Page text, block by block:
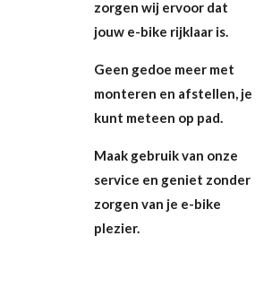
zorgen wij ervoor dat
jouw e-bike rijklaar is.
Geen gedoe meer met
monteren en afstellen, je
kunt meteen op pad.
Maak gebruik van onze
service en geniet zonder
zorgen van je e-bike
plezier.